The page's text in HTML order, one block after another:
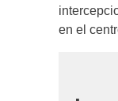
en el